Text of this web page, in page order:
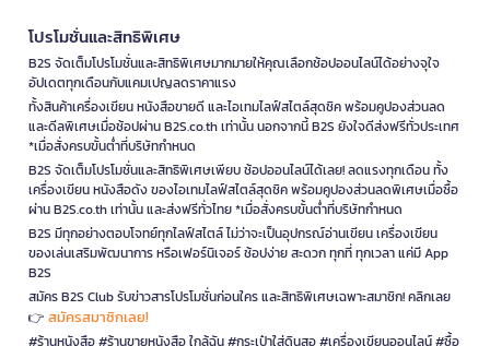
โปรโมชั่นและสิทธิพิเศษ
B2S จัดเต็มโปรโมชั่นและสิทธิพิเศษมากมายให้คุณเลือกช้อปออนไลน์ได้อย่างจุใจ
อัปเดตทุกเดือนกับแคมเปญลดราคาแรง
ทั้งสินค้าเครื่องเขียน หนังสือขายดี และไอเทมไลฟ์สไตล์สุดชิค พร้อมคูปองส่วนลด
และดีลพิเศษเมื่อช้อปผ่าน B2S.co.th เท่านั้น นอกจากนี้ B2S ยังใจดีส่งฟรีทั่วประเทศ
*เมื่อสั่งครบขั้นต่ำที่บริษัทกำหนด
B2S จัดเต็มโปรโมชั่นและสิทธิพิเศษเพียบ ช้อปออนไลน์ได้เลย! ลดแรงทุกเดือน ทั้ง
เครื่องเขียน หนังสือดัง ของไอเทมไลฟ์สไตล์สุดชิค พร้อมคูปองส่วนลดพิเศษเมื่อซื้อ
ผ่าน B2S.co.th เท่านั้น และส่งฟรีทั่วไทย *เมื่อสั่งครบขั้นต่ำที่บริษัทกำหนด
B2S มีทุกอย่างตอบโจทย์ทุกไลฟ์สไตล์ ไม่ว่าจะเป็นอุปกรณ์อ่านเขียน เครื่องเขียน
ของเล่นเสริมพัฒนาการ หรือเฟอร์นิเจอร์ ช้อปง่าย สะดวก ทุกที่ ทุกเวลา แค่มี App
B2S
สมัคร B2S Club รับข่าวสารโปรโมชั่นก่อนใคร และสิทธิพิเศษเฉพาะสมาชิก! คลิกเลย
👉 สมัครสมาชิกเลย!
#ร้านหนังสือ #ร้านขายหนังสือ ใกล้ฉัน #กระเป๋าใส่ดินสอ #เครื่องเขียนออนไลน์ #ซื้อ